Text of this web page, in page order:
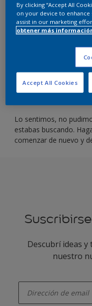
Encuentra
tu proyecto
Productos
Lo sentimos, no
estabas buscando.
comenzar de nuevo y
Descubrí ideas y
nuestro
By clicking “Accept All
on your device to enhance
assist in our marketing
obtener más
Accept All Cookies